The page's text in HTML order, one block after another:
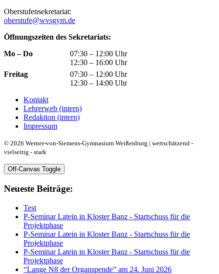
Oberstufensekretariat:
oberstufe@wvsgym.de
Öffnungszeiten des Sekretariats:
Mo – Do
07:30 – 12:00 Uhr
12:30 – 16:00 Uhr
Freitag
07:30 – 12:00 Uhr
12:30 – 14:00 Uhr
Kontakt
Lehrerweb (intern)
Redaktion (intern)
Impressum
© 2026 Werner-von-Siemens-Gymnasium Weißenburg | wertschätzend -
vielseitig - stark
Off-Canvas Toggle
Neueste Beiträge:
Test
P-Seminar Latein in Kloster Banz - Startschuss für die
Projektphase
P-Seminar Latein in Kloster Banz - Startschuss für die
Projektphase
P-Seminar Latein in Kloster Banz - Startschuss für die
Projektphase
“Lange N8 der Organspende” am 24. Juni 2026